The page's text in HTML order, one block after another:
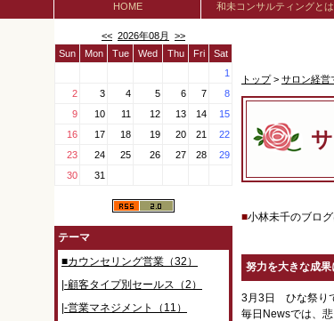
HOME 和未コンサルティングとは
<< 2026年08月
>>
Sun
Mon Tue Wed Thu Fri
Sat
1
2
3 4 5 6 7
8
9
10 11 12 13 14
15
16
17 18 19 20 21
22
23
24 25 26 27 28
29
30
31
テーマ
■カウンセリング営業（32）
|-顧客タイプ別セールス（2）
|-営業マネジメント（11）
トップ> サロン経営
■小林未千のブロ
努力を大きな成
3月3日 ひな祭り
毎日Newsでは、